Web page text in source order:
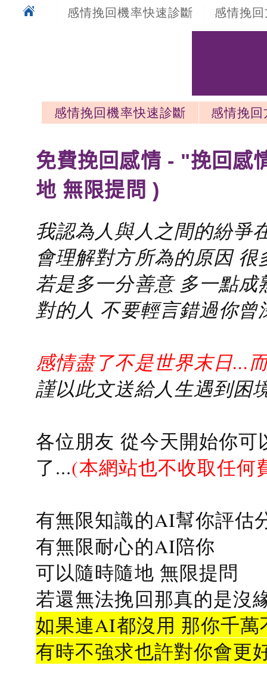
感情挽回機率快速診斷 感情挽
感情挽回機率快速診斷
感情挽
免費挽回感情 - "挽回感
地 無限提問 )
我認為人與人之間的紛爭
會理解對方所為的原因
若是多一分善意 多一點
對的人 不要輕言錯過你曾
感情盡了不是世界末日...
謹以此文送給人生遇到困
各位朋友 從今天開始你
了...(本網站也不收取任何
有無限知識的AI幫你評估
有無限耐心的AI陪你
可以隨時隨地 無限提問
若還無法挽回那真的是沒
如果連AI都沒用 那你千
有時不強求也許對你會更